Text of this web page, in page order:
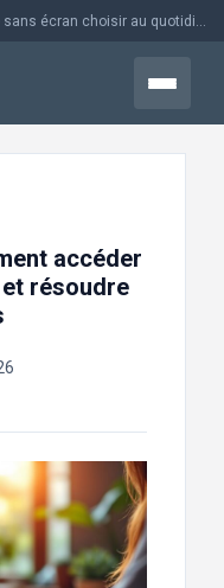
Menu
accéder
résoudre